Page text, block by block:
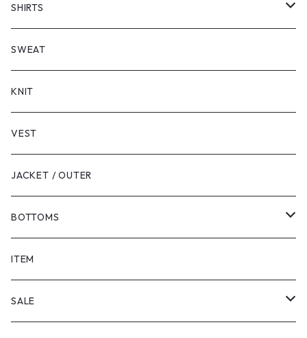
SHORT SLEEVE
LONG SLEEVE
SHIRTS
SHORT SLEEVE
LONG SLEEVE
SWEAT
KNIT
VEST
JACKET / OUTER
BOTTOMS
SHORTS
PANTS
ITEM
SALE